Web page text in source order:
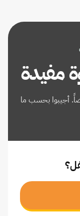
مفيدة
أجيبوا بحسب ما